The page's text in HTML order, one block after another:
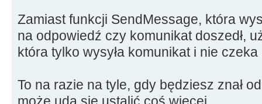
Zamiast funkcji SendMessage, która
na odpowiedź czy komunikat doszedł,
która tylko wysyła komunikat i nie
To na razie na tyle, gdy będziesz znał